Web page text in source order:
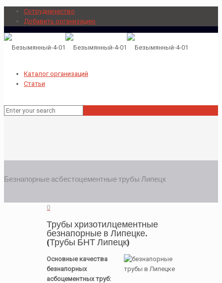
Сотрудничество
Добавить организацию
Каталог организаций
Статьи
Безнапорные асбестоцементные трубы Липецк
0
Трубы хризотилцементные
безнапорные в Липецке.
(Трубы БНТ Липецк)
Основные качества
безнапорных
асбоцементных труб: